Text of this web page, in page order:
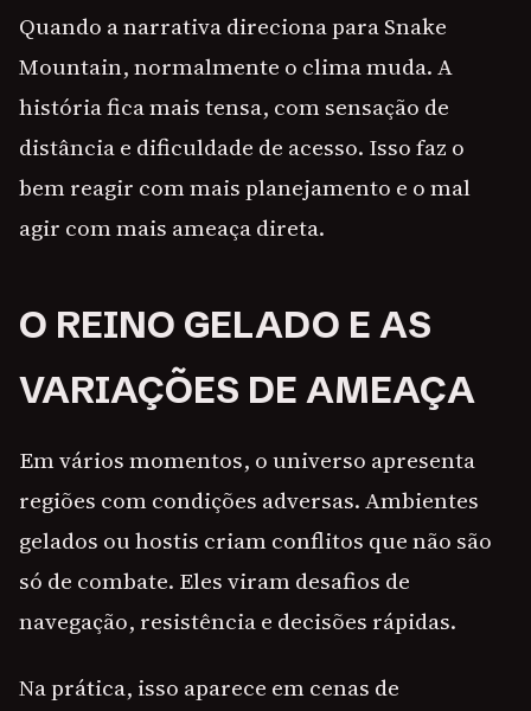
Quando a narrativa direciona para Snake
Mountain, normalmente o clima muda. A
história fica mais tensa, com sensação de
distância e dificuldade de acesso. Isso faz o
bem reagir com mais planejamento e o mal
agir com mais ameaça direta.
O REINO GELADO E AS
VARIAÇÕES DE AMEAÇA
Em vários momentos, o universo apresenta
regiões com condições adversas. Ambientes
gelados ou hostis criam conflitos que não são
só de combate. Eles viram desafios de
navegação, resistência e decisões rápidas.
Na prática, isso aparece em cenas de